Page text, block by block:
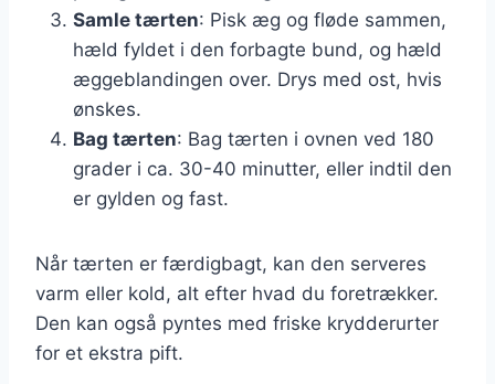
Samle tærten: Pisk æg og fløde sammen,
hæld fyldet i den forbagte bund, og hæld
æggeblandingen over. Drys med ost, hvis
ønskes.
Bag tærten: Bag tærten i ovnen ved 180
grader i ca. 30-40 minutter, eller indtil den
er gylden og fast.
Når tærten er færdigbagt, kan den serveres
varm eller kold, alt efter hvad du foretrækker.
Den kan også pyntes med friske krydderurter
for et ekstra pift.